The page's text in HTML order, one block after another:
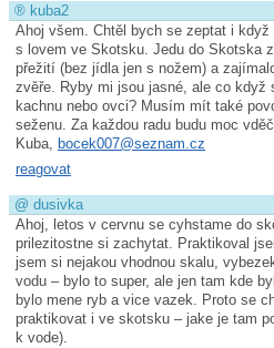
® kuba2
Ahoj všem. Chtěl bych se zeptat i
s lovem ve Skotsku. Jedu do Skotska
přežití (bez jídla jen s nožem) a
zvěře. Ryby mi jsou jasné, ale co když
kachnu nebo ovci? Musím mít také
seženu. Za každou radu budu moc
Kuba,
bocek007@seznam.cz
reagovat
@ dusivka
Ahoj, letos v cervnu se cyhstame do
prilezitostne si zachytat. Praktikoval
jsem si nejakou vhodnou skalu,
vodu – bylo to super, ale jen tam kde
bylo mene ryb a vice vazek. Proto se
praktikovat i ve skotsku – jake je tam
k vode).